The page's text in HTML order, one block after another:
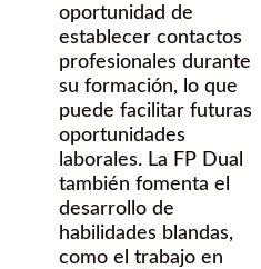
oportunidad de
establecer contactos
profesionales durante
su formación, lo que
puede facilitar futuras
oportunidades
laborales. La FP Dual
también fomenta el
desarrollo de
habilidades blandas,
como el trabajo en